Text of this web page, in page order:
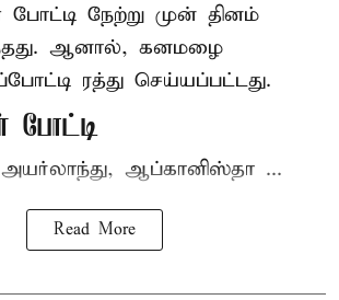
போட்டி நேற்று முன் தினம்
ஆனால், கனமழை
ரத்து செய்யப்பட்டது.
போட்டி
ஆப்கானிஸ்தா ...
Read More